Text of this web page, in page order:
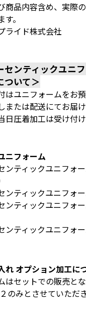
商品内容含め、実際
。
ライド株式会社
センティックユニ
ついて＞
はユニフォームをお
または配送にてお届け
圧着加工は受け付け
ニフォーム
ンティックユニフォ
ンティックユニフォ
ンティックユニフォ
ンティックユニフォ
れ オプション加工に
はセットでの販売と
のみとさせていただき